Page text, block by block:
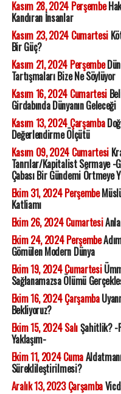
Kasım 28, 2024 Perşembe
Kandıran İnsanlar
Kasım 23, 2024 Cumartesi
Bir Güç?
Kasım 21, 2024 Perşembe
Tartışmaları Bize Ne Söylüyor
Kasım 16, 2024 Cumartesi
Girdabında Dünyanın Geleceği
Kasım 13, 2024 Çarşamba
Değerlendirme Ölçütü
Kasım 09, 2024 Cumartesi
Tanrılar/Kapitalist Sermaye -
Çabası Bir Gündemi Örtmeye
Ekim 31, 2024 Perşembe
Katliamı
Ekim 26, 2024 Cumartesi
Ekim 24, 2024 Perşembe
Gömülen Modern Dünya
Ekim 19, 2024 Cumartesi
Sağlanamazsa Ölümü
Ekim 16, 2024 Çarşamba
Bekliyoruz?
Ekim 15, 2024 SalıŞahitlik? -
Yaklaşım-
Ekim 11, 2024 Cuma
Süreklileştirilmesi?
Aralık 13, 2023 Çarşamba